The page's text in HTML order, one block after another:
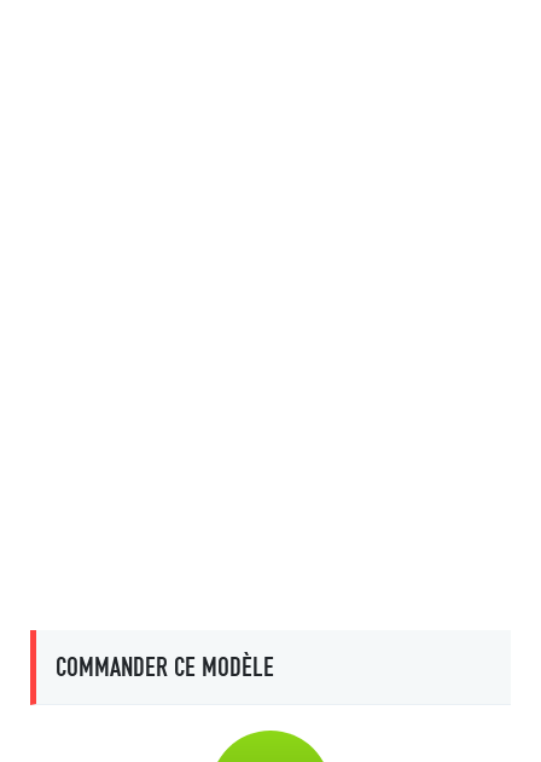
COMMANDER CE MODÈLE